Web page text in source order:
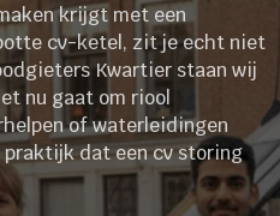
krijgt met een
cv-ketel, zit je echt niet
Kwartier staan wij
nu gaat om riool
of waterleidingen
praktijk dat een cv storing